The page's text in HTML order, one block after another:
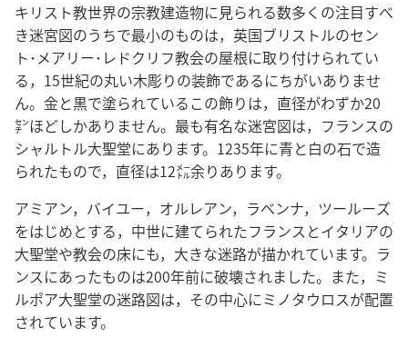
キリスト教世界の宗教建造物に見られる数多くの注目すべ
き迷宮図のうちで最小のものは，英国ブリストルのセン
ト･メアリー･レドクリフ教会の屋根に取り付けられてい
る，15世紀の丸い木彫りの装飾であるにちがいありませ
ん。金と黒で塗られているこの飾りは，直径がわずか20
㌢ほどしかありません。最も有名な迷宮図は，フランスの
シャルトル大聖堂にあります。1235年に青と白の石で造
られたもので，直径は12㍍余りあります。
アミアン，バイユー，オルレアン，ラベンナ，ツールーズ
をはじめとする，中世に建てられたフランスとイタリアの
大聖堂や教会の床にも，大きな迷路が描かれています。ラ
ンスにあったものは200年前に破壊されました。また，ミ
ルポア大聖堂の迷路図は，その中心にミノタウロスが配置
されています。